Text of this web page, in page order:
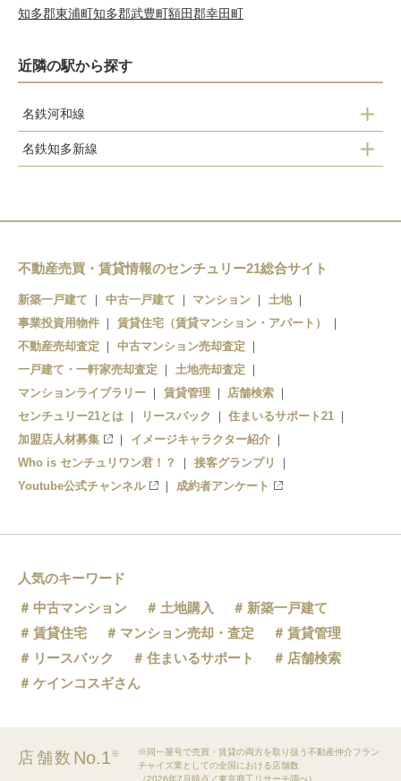
知多郡東浦町知多郡武豊町額田郡幸田町
近隣の駅から探す
名鉄河和線
河和口駅
名鉄知多新線
美浜緑苑駅
知多奥田駅
野間駅
不動産売買・賃貸情報のセンチュリー21総合サイト
新築一戸建て 中古一戸建て マンション
土地
事業投資用物件
賃貸住宅（賃貸マンション・アパート）
不動産売却査定
中古マンション売却査定
一戸建て・一軒家売却査定
土地売却査定
マンションライブラリー
賃貸管理
店舗検索
センチュリー21とは
リースバック
住まいるサポート21
加盟店人材募集
イメージキャラクター紹介
Who is センチュリワン君！？
接客グランプリ
Youtube公式チャンネル
成約者アンケート
人気のキーワード
中古マンション
土地購入
新築一戸建て
賃貸住宅
マンション売却・査定
賃貸管理
リースバック
住まいるサポート
店舗検索
ケインコスギさん
店舗数 No.1※
※同一屋号で売買・賃貸の両方を取り扱う不動産仲介フラン
チャイズ業としての全国における店舗数
（2026年7月時点／東京商工リサーチ調べ）